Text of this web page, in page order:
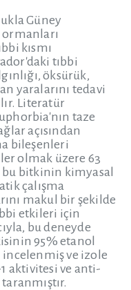
Güney
kısmı
tıbbi
öksürük,
yaralarını tedavi
Literatür
taze
açısından
bileşenleri
olmak üzere 63
bu bitkinin kimyasal
çalışma
makul bir şekilde
etkileri için
bu deneyde
95% etanol
ve izole
aktivitesi ve anti-